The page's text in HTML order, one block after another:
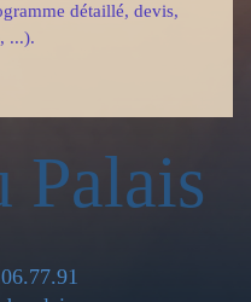
détaillé, devis,
...).
Palais